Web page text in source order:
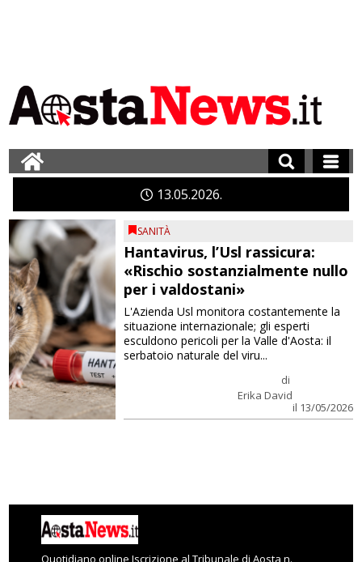
1305 2026
SANITÀ
Hantavirus, l’Usl rassicura:
«Rischio sostanzialmente nullo
per i valdostani»
di
Erika David
il 13/05/2026
L'Azienda Usl monitora costantemente la
situazione internazionale; gli esperti
esculdono pericoli per la Valle d'Aosta: il
serbatoio naturale del viru...
Quotidiano online Iscrizione al Tribunale di Aosta n.